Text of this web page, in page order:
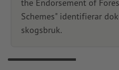
the Endorsement of
Schemes" identifierar
skogsbruk.